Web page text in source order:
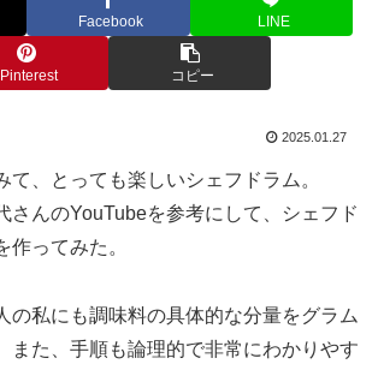
Facebook LINE
Pinterest コピー
2025.01.27
て、とっても楽しいシェフドラム。
さんのYouTubeを参考にして、シェフド
作ってみた。
の私にも調味料の具体的な分量をグラム
また、手順も論理的で非常にわかりやす